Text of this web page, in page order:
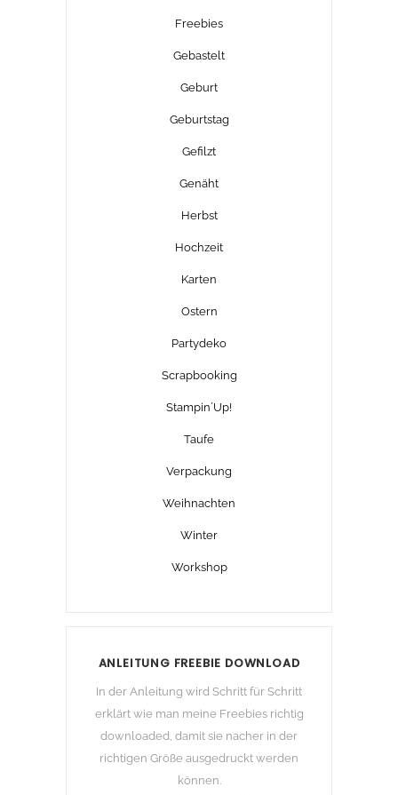
Freebies
Gebastelt
Geburt
Geburtstag
Gefilzt
Genäht
Herbst
Hochzeit
Karten
Ostern
Partydeko
Scrapbooking
Stampin´Up!
Taufe
Verpackung
Weihnachten
Winter
Workshop
ANLEITUNG FREEBIE DOWNLOAD
In der Anleitung wird Schritt für Schritt
erklärt wie man meine Freebies richtig
downloaded, damit sie nacher in der
richtigen Größe ausgedruckt werden
können.